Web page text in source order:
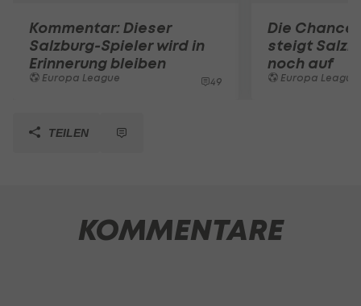
Kommentar: Dieser
Salzburg-Spieler wird in
Erinnerung bleiben
Europa League 49
Die Chance
steigt
noch auf
Europa League
TEILEN
KOMMENTARE